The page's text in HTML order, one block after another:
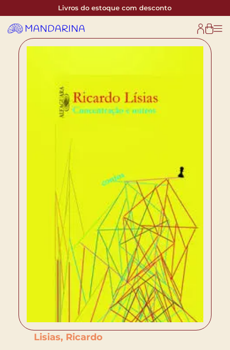
Livros do estoque com desconto
Lisias, Ricardo